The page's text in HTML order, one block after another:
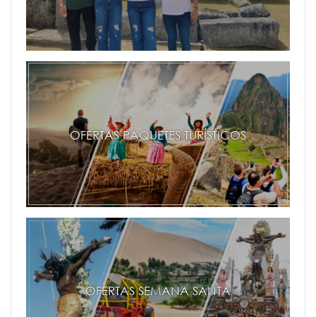
OFERTAS PAQUETES TURÍSTICOS
OFERTAS SEMANA SANTA